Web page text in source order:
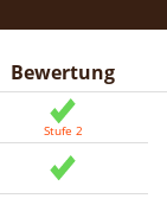
Bewertung